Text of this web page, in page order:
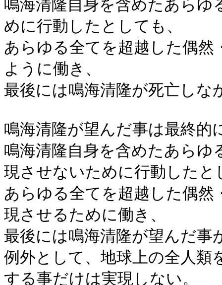
鳴海清隆自身を含めたあらゆ
めに行動したとしても、
あらゆる全てを超越した偶然
ように働き、
最後には鳴海清隆が死亡しな
鳴海清隆が望んだ事は最終的
鳴海清隆自身を含めたあらゆ
現させないために行動したと
あらゆる全てを超越した偶然
現させるために働き、
最後には鳴海清隆が望んだ事
例外として、地球上の全人類
する事だけは実現しない。